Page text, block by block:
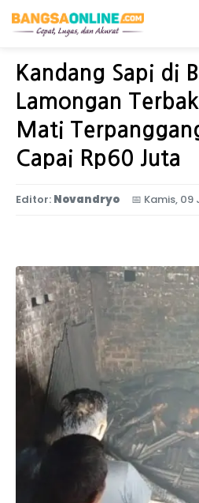
Home Jawa Timur
Kandang Sapi di
Lamongan
Mati
Capai Rp60 Juta
Editor: Novandryo 📅 Kamis, 09